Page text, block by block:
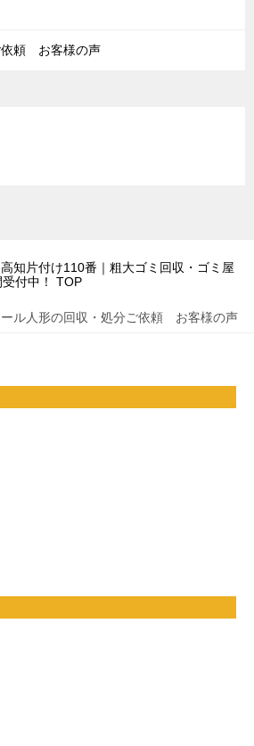
依頼 お客様の声
知片付け110番｜粗大ゴミ回収・ゴミ屋
付中！
TOP
ール人形の回収・処分ご依頼 お客様の声